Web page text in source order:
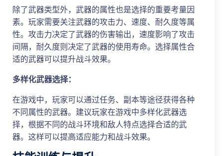
除了武器类型外，武器的属性也是选择的重要考量因
素。玩家需要关注武器的攻击力、速度、耐久度等属
性。攻击力决定了武器的伤害输出，速度影响了攻击
间隔，耐久度则决定了武器的使用寿命。选择属性合
适的武器可以提升战斗效果。
多样化武器选择：
在游戏中，玩家可以通过任务、副本等途径获得各种
不同属性的武器。建议玩家在游戏中多样化武器选
择，根据不同的战斗环境和敌人特点选择合适的武
器。这样可以提高适应能力和战斗效果。